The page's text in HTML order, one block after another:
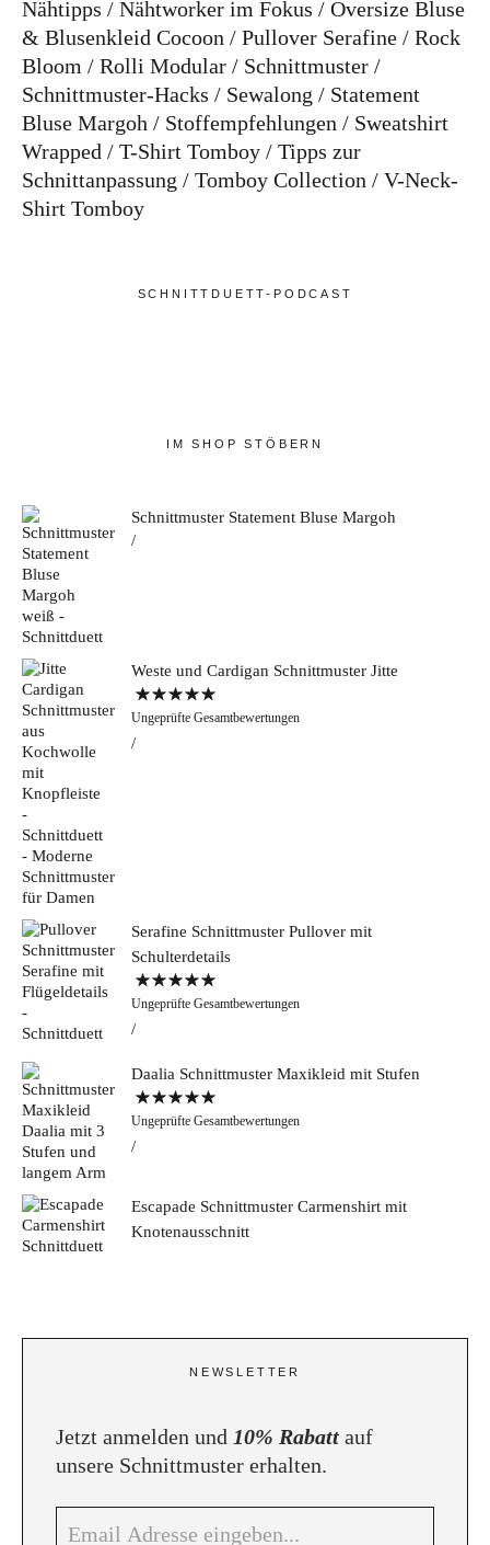
Nähtipps Nähtworker im Fokus
Oversize Bluse
& Blusenkleid Cocoon
Pullover Serafine
Rock
Bloom
Rolli Modular
Schnittmuster
Schnittmuster-Hacks
Sewalong
Statement
Bluse Margoh
Stoffempfehlungen
Sweatshirt
Wrapped
T-Shirt Tomboy
Tipps zur
Schnittanpassung
Tomboy Collection
V-Neck-
Shirt Tomboy
SCHNITTDUETT-PODCAST
IM SHOP STÖBERN
Schnittmuster Statement Bluse Margoh
Weste und Cardigan Schnittmuster Jitte
Bewertet mit
5.00von 5
Ungeprüfte Gesamtbewertungen
Serafine Schnittmuster Pullover mit
Schulterdetails
Bewertet mit
5.00von 5
Ungeprüfte Gesamtbewertungen
Daalia Schnittmuster Maxikleid mit Stufen
Bewertet mit
5.00von 5
Ungeprüfte Gesamtbewertungen
Escapade Schnittmuster Carmenshirt mit
Knotenausschnitt
NEWSLETTER
Jetzt anmelden und 10% Rabatt auf
unsere Schnittmuster erhalten.